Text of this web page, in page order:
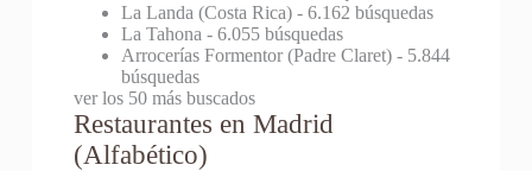
La Landa (Costa Rica)- 6.162 búsquedas
La Tahona - 6.055 búsquedas
Arrocerías Formentor (Padre Claret)- 5.844
búsquedas
ver los 50 más buscados
Restaurantes en Madrid
(Alfabético)